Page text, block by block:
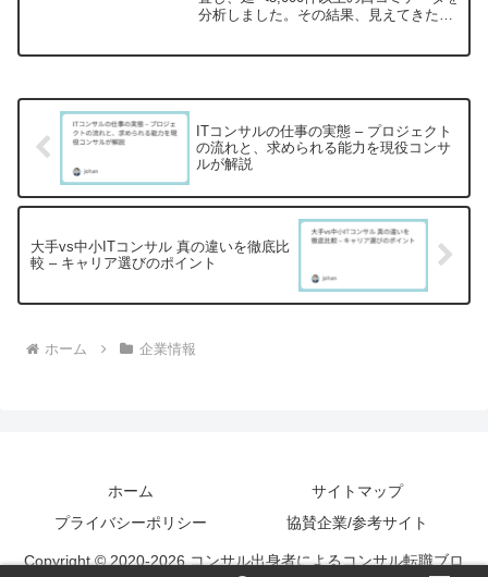
分析しました。その結果、見えてきたベ
ITコンサルの仕事の実態 – プロジェクト
の流れと、求められる能力を現役コンサ
ルが解説
大手vs中小ITコンサル 真の違いを徹底比
較 – キャリア選びのポイント
ホーム 企業情報
ホーム
サイトマップ
プライバシーポリシー
協賛企業/参考サイト
Copyright © 2020-2026 コンサル出身者によるコンサル転職ブロ